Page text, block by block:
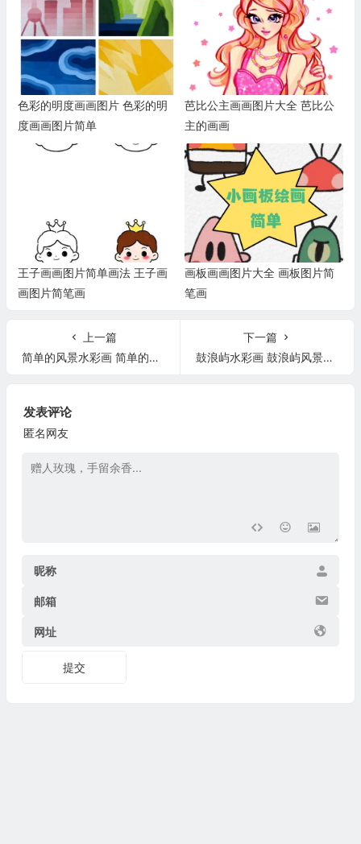
色彩的明度画画图片 色彩的明
度画画图片简单
芭比公主画画图片大全 芭比公
主的画画
王子画画图片简单画法 王子画
画图片简笔画
画板画画图片大全 画板图片简
笔画
上一篇
简单的风景水彩画 简单的风景水彩画过程
下一篇
鼓浪屿水彩画 鼓浪屿风景画水彩
发表评论
匿名网友
昵称
邮箱
网址
提交